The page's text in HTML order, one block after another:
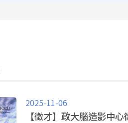
2025-11-06
【徵才】政大腦造影中